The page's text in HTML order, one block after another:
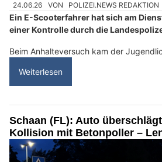
24.06.26 VON POLIZEI.NEWS REDAKTION
Ein E-Scooterfahrer hat sich am
einer Kontrolle durch die
Beim Anhalteversuch kam der
Weiterlesen
Schaan (FL): Auto
Kollision mit Betonpoller –